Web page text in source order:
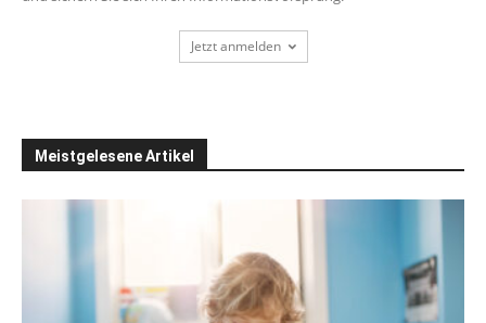
Jetzt anmelden
Meistgelesene Artikel